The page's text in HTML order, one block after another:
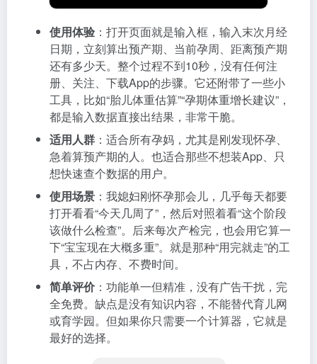
使用体验 ：打开页面就是输入框，输入末次月经
日期，立刻算出预产期、当前孕周、距离预产期
还有多少天。整个过程不到10秒，没有任何注
册、关注、下载App的步骤。它还附带了一些小
工具，比如“胎儿体重估算”“孕期体重增长建议”，
都是输入数据直接出结果，非常干脆。
适用人群 ：适合所有孕妈，尤其是刚发现怀孕、
急着算预产期的人。也适合那些不想装App、只
想快速查个数据的用户。
使用场景 ：我媳妇刚怀孕那会儿，几乎每天都要
打开看看“今天几周了”，然后对照着看“这个阶段
该做什么检查”。后来每次产检完，也会用它算一
下“宝宝现在大概多重”。就是那种“用完就走”的工
具，不占内存、不费时间。
简单评价：功能单一但精准，没有广告干扰，完
全免费。缺点是没有知识内容，不能替代育儿网
或育学园。但如果你只需要一个计算器，它就是
最好的选择。